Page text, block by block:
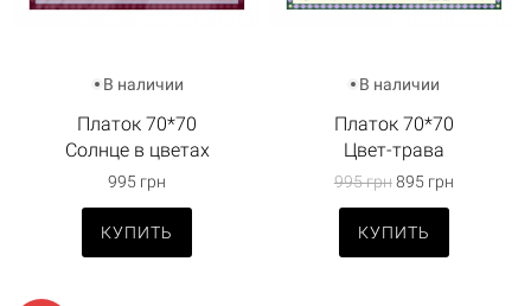
В наличии
Платок 70*70
Солнце в цветах
995 грн
КУПИТЬ
В наличии
Платок 70*70
Цвет-трава
995 грн895 грн
КУПИТЬ